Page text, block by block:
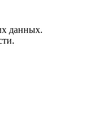
данных.